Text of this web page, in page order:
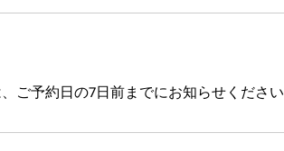
ご予約日の7日前までにお知らせくださ